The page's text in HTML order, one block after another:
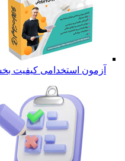
آزمون استخدامی کیفیت بخشی